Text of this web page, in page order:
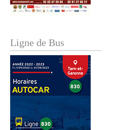
Ligne de Bus